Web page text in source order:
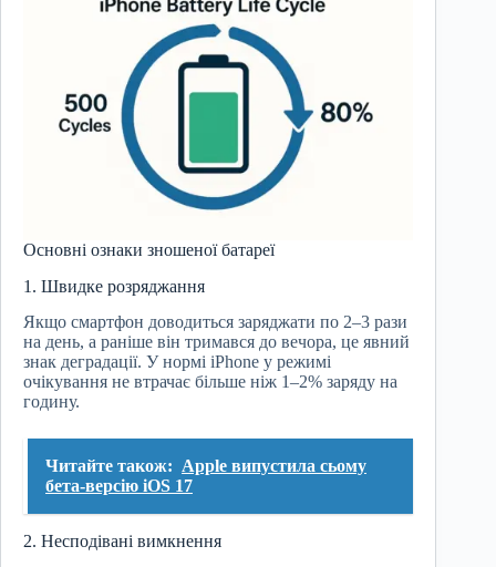
Основні ознаки зношеної батареї
1. Швидке розряджання
Якщо смартфон доводиться заряджати по 2–3 рази
на день, а раніше він тримався до вечора, це явний
знак деградації. У нормі iPhone у режимі
очікування не втрачає більше ніж 1–2% заряду на
годину.
Читайте також: Apple випустила сьому
бета-версію iOS 17
2. Несподівані вимкнення